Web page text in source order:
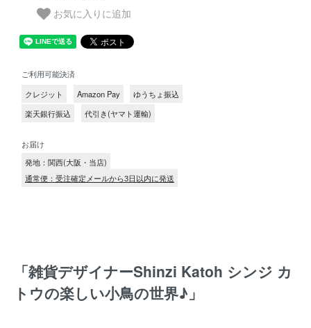
お気に入りに追加
ご利用可能決済
クレジット
Amazon Pay
ゆうちょ振込
楽天銀行振込
代引き(ヤマト運輸)
お届け
発地：関西(大阪・当店)
通常便：受注確定メールから3日以内に発送
「雑貨デザイナーShinzi Katoh シンジ カ
トウの楽しい小鳥の世界♪」